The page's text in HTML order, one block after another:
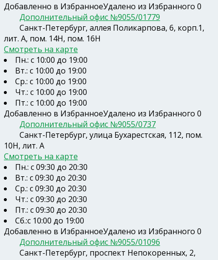
Добавленно в ИзбранноеУдалено из Избранного 0
Дополнительный офис №9055/01779
Санкт-Петербург, аллея Поликарпова, 6, корп.1,
лит. А, пом. 14Н, пом. 16Н
Смотреть на карте
Пн.: с 10:00 до 19:00
Вт.: с 10:00 до 19:00
Ср.: с 10:00 до 19:00
Чт.: с 10:00 до 19:00
Пт.: с 10:00 до 19:00
Добавленно в ИзбранноеУдалено из Избранного 0
Дополнительный офис №9055/0737
Санкт-Петербург, улица Бухарестская, 112, пом.
10Н, лит. А
Смотреть на карте
Пн.: с 09:30 до 20:30
Вт.: с 09:30 до 20:30
Ср.: с 09:30 до 20:30
Чт.: с 09:30 до 20:30
Пт.: с 09:30 до 20:30
Сб.:с 10:00 до 19:00
Добавленно в ИзбранноеУдалено из Избранного 0
Дополнительный офис №9055/01096
Санкт-Петербург, проспект Непокоренных, 2,